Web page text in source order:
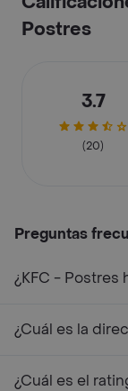
Postres
3.7
(20)
Preguntas
¿KFC - Postres
¿Cuál es la
¿Cuál es el